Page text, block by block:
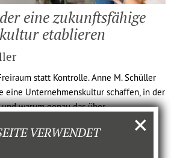
eine zukunfts­fä­hige
etablieren
statt Kontrolle. Anne M. Schüller
eine Unternehmenskultur schaffen, in der
warum genau das über
VERWENDET